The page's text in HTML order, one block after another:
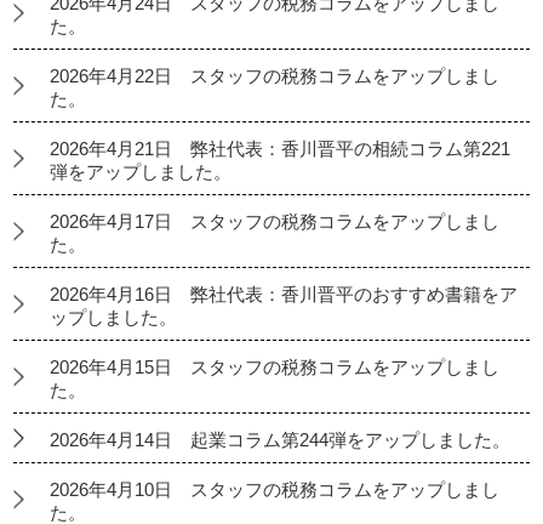
た。
2026年4月22日 スタッフの税務コラムをアップしまし
た。
2026年4月21日 弊社代表：香川晋平の相続コラム第221
弾をアップしました。
2026年4月17日 スタッフの税務コラムをアップしまし
た。
2026年4月16日 弊社代表：香川晋平のおすすめ書籍をア
ップしました。
2026年4月15日 スタッフの税務コラムをアップしまし
た。
2026年4月14日 起業コラム第244弾をアップしました。
2026年4月10日 スタッフの税務コラムをアップしまし
た。